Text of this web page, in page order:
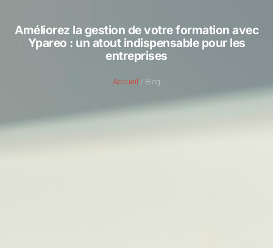
Améliorez la gestion de votre formation avec
Ypareo : un atout indispensable pour les
entreprises
Accueil / Blog